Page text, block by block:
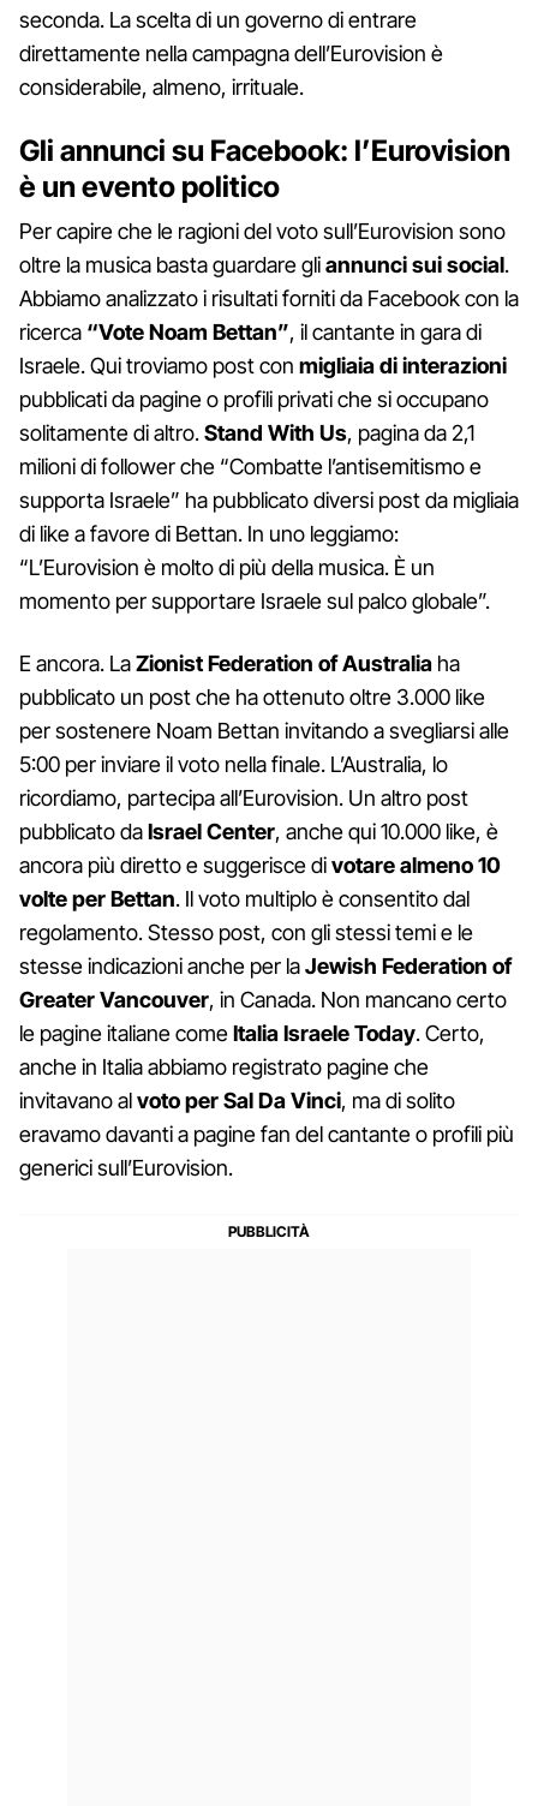
seconda. La scelta di un governo di entrare
direttamente nella campagna dell’Eurovision è
considerabile, almeno, irrituale.
Gli annunci su Facebook: l’Eurovision
è un evento politico
Per capire che le ragioni del voto sull’Eurovision sono
oltre la musica basta guardare gliannunci sui social.
Abbiamo analizzato i risultati forniti da Facebook con la
ricerca “Vote Noam Bettan”, il cantante in gara di
Israele. Qui troviamo post con migliaia di interazioni
pubblicati da pagine o profili privati che si occupano
solitamente di altro.Stand With Us, pagina da 2,1
milioni di follower che “Combatte l’antisemitismo e
supporta Israele” ha pubblicato diversi post da migliaia
di like a favore di Bettan. In uno leggiamo:
“L’Eurovision è molto di più della musica. È un
momento per supportare Israele sul palco globale”.
E ancora. LaZionist Federation of Australia ha
pubblicato un post che ha ottenuto oltre 3.000 like
per sostenere Noam Bettan invitando a svegliarsi alle
5:00 per inviare il voto nella finale. L’Australia, lo
ricordiamo, partecipa all’Eurovision. Un altro post
pubblicato daIsrael Center, anche qui 10.000 like, è
ancora più diretto e suggerisce divotare almeno 10
volte per Bettan. Il voto multiplo è consentito dal
regolamento. Stesso post, con gli stessi temi e le
stesse indicazioni anche per laJewish Federation of
Greater Vancouver, in Canada. Non mancano certo
le pagine italiane comeItalia Israele Today. Certo,
anche in Italia abbiamo registrato pagine che
invitavano alvoto per Sal Da Vinci, ma di solito
eravamo davanti a pagine fan del cantante o profili più
generici sull’Eurovision.